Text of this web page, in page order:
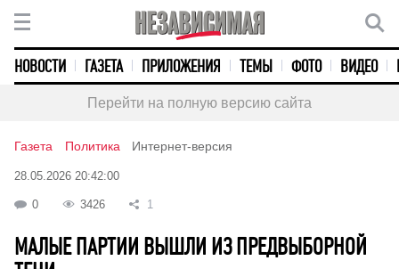
НОВОСТИ ГАЗЕТА ПРИЛОЖЕНИЯ ТЕМЫ ФОТО ВИДЕО
Перейти на полную версию сайта
Газета Политика Интернет-версия
28.05.2026 20:42:00
0 3426 1
МАЛЫЕ ПАРТИИ ВЫШЛИ ИЗ ПРЕДВЫБОРНОЙ